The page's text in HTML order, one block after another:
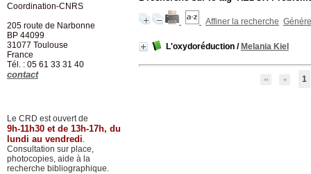
Affiner la recherche
L'oxydoréduction / Melania Kiel
1
Coordination-CNRS
205 route de Narbonne
BP 44099
31077 Toulouse
France
Tél. : 05 61 33 31 40
contact
Le CRD est ouvert de
9h-11h30 et de 13h-17h, du
lundi au vendredi.
Consultation sur place,
photocopies, aide à la
recherche bibliographique.